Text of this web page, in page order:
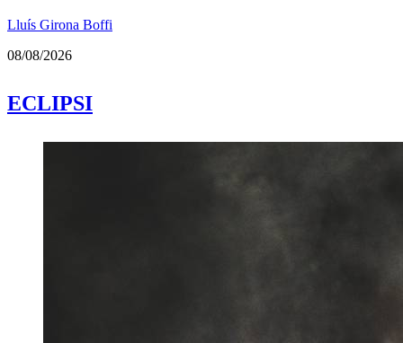
Lluís Girona Boffi
08/08/2026
ECLIPSI